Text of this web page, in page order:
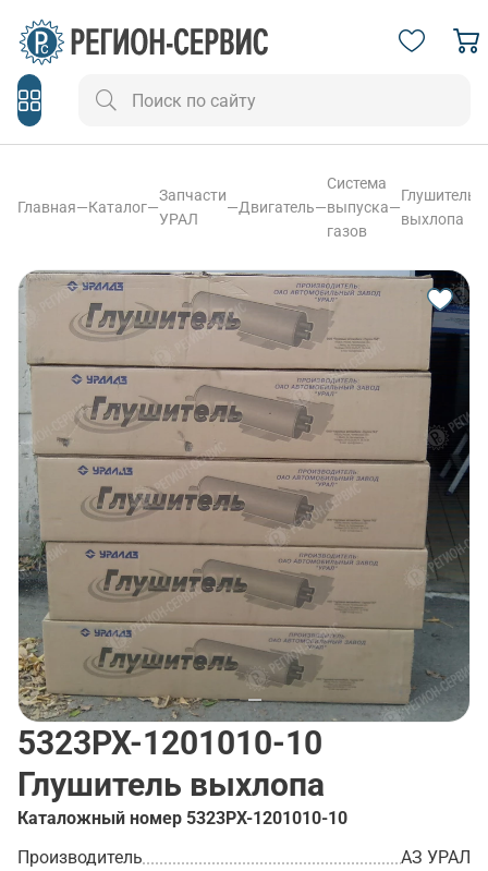
Главная—Каталог—
Запчасти
УРАЛ
—Двигатель—
Система
выпуска
газов
—
Глушитель
выхлопа
5323РХ-1201010-10
Глушитель выхлопа
Каталожный номер 5323РХ-1201010-10
Производитель
АЗ УРАЛ